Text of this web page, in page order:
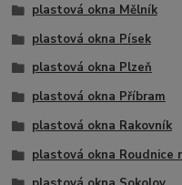
plastová okna Mělník
plastová okna Písek
plastová okna Plzeň
plastová okna Příbram
plastová okna Rakovník
plastová okna Roudnice